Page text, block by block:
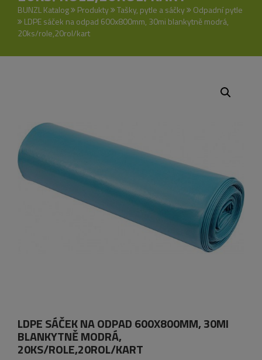
BUNZL Katalog Produkty Tašky, pytle a sáčky
Odpadní pytle
LDPE sáček na odpad 600x800mm, 30mi blankytně modrá,
20ks/role,20rol/kart
LDPE SÁČEK NA ODPAD 600X800MM, 30MI
BLANKYTNĚ MODRÁ,
20KS/ROLE,20ROL/KART